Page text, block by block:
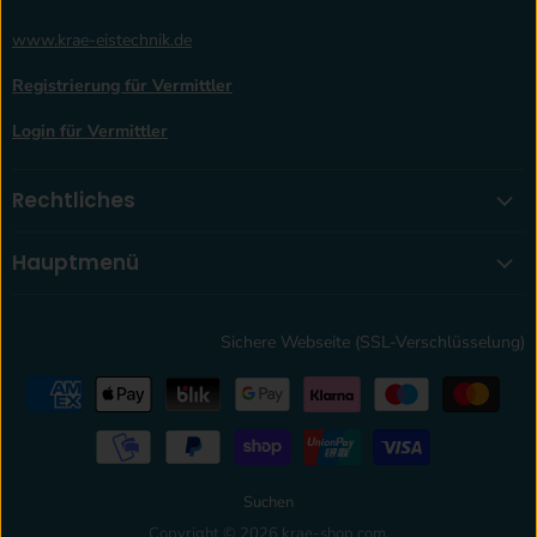
www.krae-eistechnik.de
Registrierung für Vermittler
Login für Vermittler
Rechtliches
Hauptmenü
Suchen
Sichere Webseite (SSL-Verschlüsselung)